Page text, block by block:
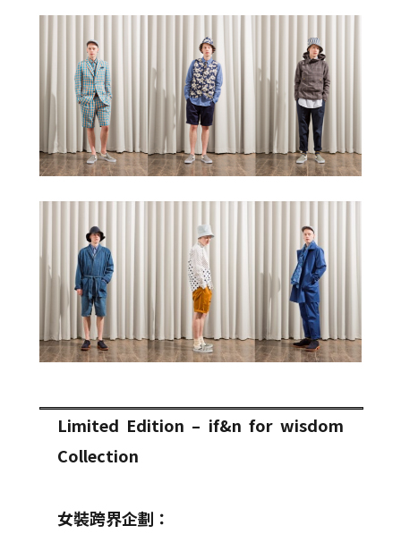
Limited Edition – if&n for wisdom
Collection
女裝跨界企劃：